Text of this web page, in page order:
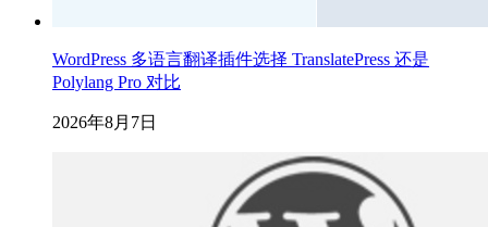
WordPress 多语言翻译插件选择 TranslatePress 还是
Polylang Pro 对比
2026年8月7日